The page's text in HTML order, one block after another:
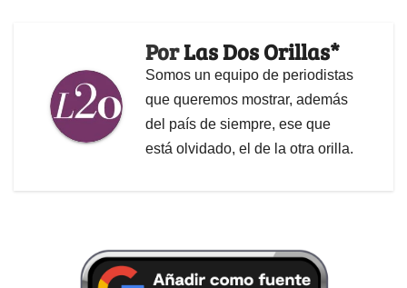
PorLas Dos Orillas*
Somos un equipo de periodistas
que queremos mostrar, además
del país de siempre, ese que
está olvidado, el de la otra orilla.